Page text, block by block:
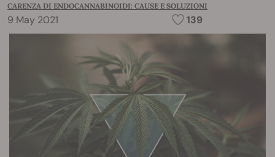
CARENZA DI ENDOCANNABINOIDI: CAUSE E SOLUZIONI
9 May 2021 139